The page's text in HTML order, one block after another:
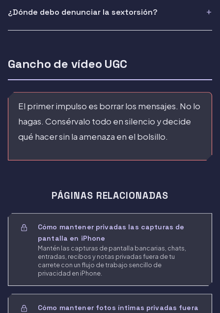
¿Dónde debo denunciar la sextorsión?
Gancho de vídeo UGC
El primer impulso es borrar los mensajes. No lo
hagas. Consérvalo todo en silencio y decide
qué hacer sin la amenaza en el bolsillo.
PÁGINAS RELACIONADAS
Cómo mantener privadas las capturas de
pantalla en iPhone
Mantén las capturas de pantalla bancarias, chats,
entradas, recibos y notas privadas fuera de tu
carrete con un flujo de trabajo sencillo de
privacidad en iPhone.
Cómo mantener fotos íntimas privadas fuera